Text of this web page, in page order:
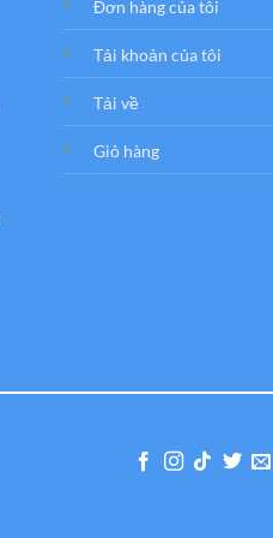
Đơn hàng của tôi
Tải khoản của tôi
Tải về
Giỏ hàng